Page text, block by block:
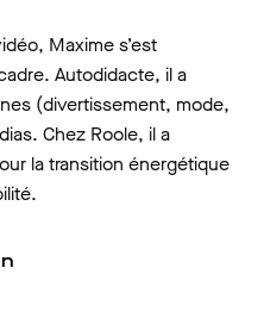
Maxime s’est
Autodidacte, il a
(divertissement, mode,
Chez Roole, il a
la transition énergétique